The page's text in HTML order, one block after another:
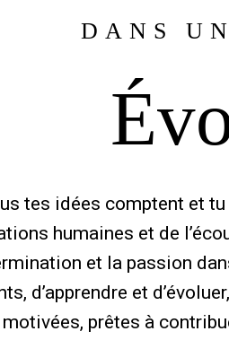
DANS
tes idées comptent et
humaines et de
et la passion
d’apprendre et
prêtes à